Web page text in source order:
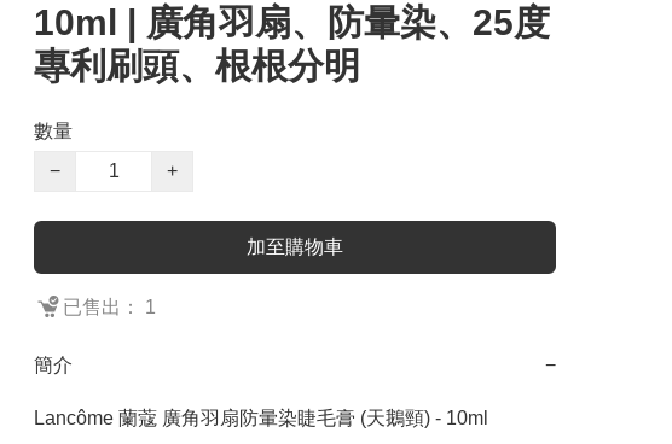
10ml | 廣角羽扇、防暈染、25度
專利刷頭、根根分明
數量
−
+
加至購物車
已售出： 1
簡介 −
Lancôme 蘭蔻 廣角羽扇防暈染睫毛膏 (天鵝頸) - 10ml